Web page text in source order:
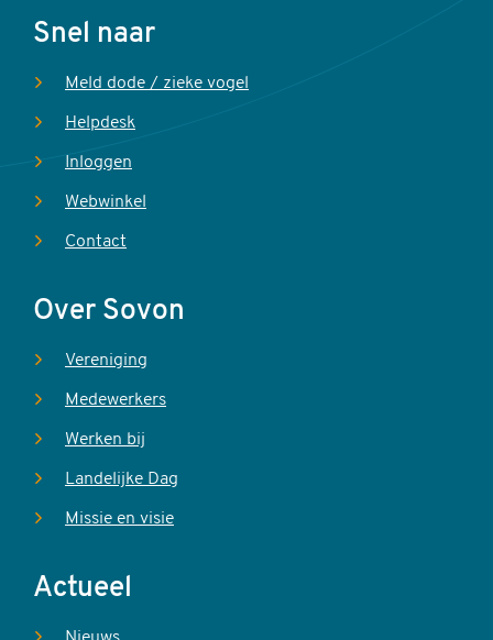
Voet
Snel naar
Meld dode / zieke vogel
Helpdesk
Inloggen
Webwinkel
Contact
Over Sovon
Vereniging
Medewerkers
Werken bij
Landelijke Dag
Missie en visie
Actueel